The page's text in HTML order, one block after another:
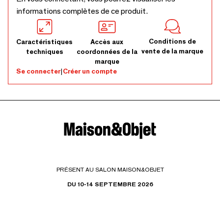
informations complètes de ce produit.
Caractéristiques
techniques
Accès aux
coordonnées de la
marque
Conditions de
vente de la marque
Se connecter|Créer un compte
PRÉSENT AU SALON MAISON&OBJET
DU 10-14 SEPTEMBRE 2026